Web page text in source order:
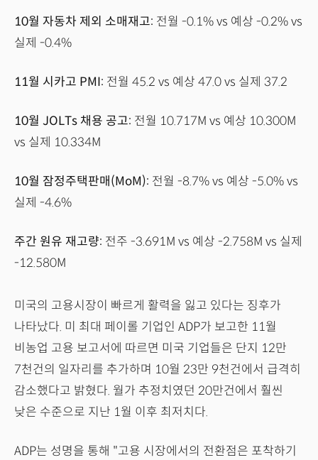
10월 자동차 제외 소매재고: 전월 -0.1% vs 예상 -0.2% vs
실제 -0.4%
11월 시카고 PMI: 전월 45.2 vs 예상 47.0 vs 실제 37.2
10월 JOLTs 채용 공고: 전월 10.717M vs 예상 10.300M
vs 실제 10.334M
10월 잠정주택판매(MoM): 전월 -8.7% vs 예상 -5.0% vs
실제 -4.6%
주간 원유 재고량: 전주 -3.691M vs 예상 -2.758M vs 실제
-12.580M
미국의 고용시장이 빠르게 활력을 잃고 있다는 징후가
나타났다. 미 최대 페이롤 기업인 ADP가 보고한 11월
비농업 고용 보고서에 따르면 미국 기업들은 단지 12만
7천건의 일자리를 추가하며 10월 23만 9천건에서 급격히
감소했다고 밝혔다. 월가 추정치였던 20만건에서 훨씬
낮은 수준으로 지난 1월 이후 최저치다.
ADP는 성명을 통해 "고용 시장에서의 전환점은 포착하기